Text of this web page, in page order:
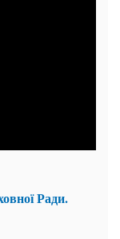
Ради.